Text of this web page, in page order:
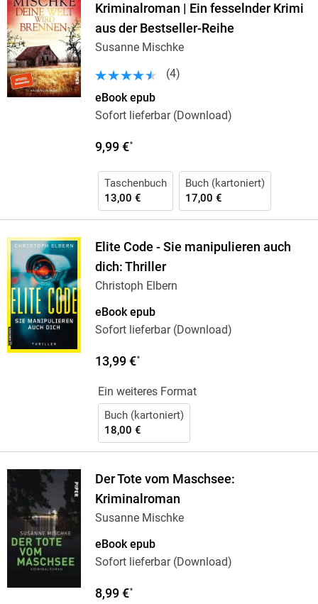
Kriminalroman | Ein fesselnder Krimi
aus der Bestseller-Reihe
Susanne Mischke
(4)
eBook epub
Sofort lieferbar (Download)
9,99 €*
Taschenbuch
13,00 €
Buch (kartoniert)
17,00 €
Elite Code - Sie manipulieren auch
dich: Thriller
Christoph Elbern
eBook epub
Sofort lieferbar (Download)
13,99 €*
Ein weiteres Format
Buch (kartoniert)
18,00 €
Der Tote vom Maschsee:
Kriminalroman
Susanne Mischke
eBook epub
Sofort lieferbar (Download)
8,99 €*